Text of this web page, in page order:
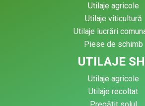
Utilaje agricole
Utilaje viticultură
Utilaje lucrări
Piese de schimb
UTILAJE SH
Utilaje agricole
Utilaje recoltat